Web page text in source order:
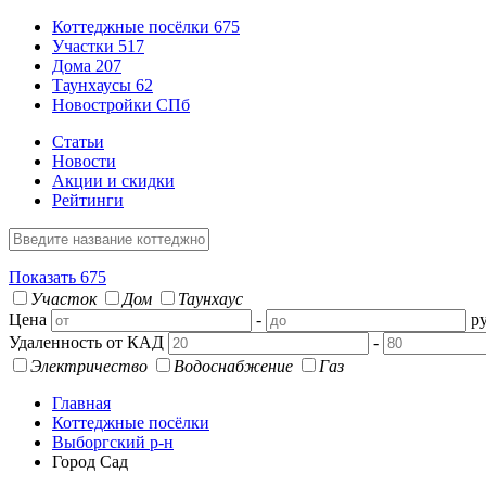
Коттеджные посёлки 675
Участки 517
Дома 207
Таунхаусы 62
Новостройки СПб
Статьи
Новости
Акции и скидки
Рейтинги
Показать 675
Участок
Дом
Таунхаус
Цена
-
Удаленность от КАД
-
Электричество
Водоснабжение
Газ
Главная
Коттеджные посёлки
Выборгский р-н
Город Сад